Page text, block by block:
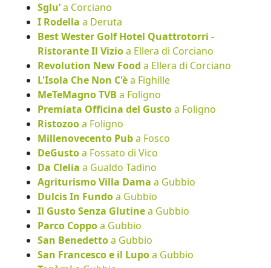
Sglu’a Corciano
I Rodella a Deruta
Best Wester Golf Hotel Quattrotorri -
Ristorante Il Vizioa Ellera di Corciano
Revolution New Food a Ellera di Corciano
L'Isola Che Non C'èa Fighille
MeTeMagno TVB a Foligno
Premiata Officina del Gustoa Foligno
Ristozooa Foligno
Millenovecento Puba Fosco
DeGustoa Fossato di Vico
Da Clelia a Gualdo Tadino
Agriturismo Villa Dama a Gubbio
Dulcis In Fundoa Gubbio
Il Gusto Senza Glutinea Gubbio
Parco Coppoa Gubbio
San Benedettoa Gubbio
San Francesco e il Lupoa Gubbio